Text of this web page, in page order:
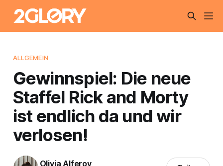
ALLGEMEIN
Gewinnspiel: Die neue
Staffel Rick and Morty
ist endlich da und wir
verlosen!
Olivia Alferov